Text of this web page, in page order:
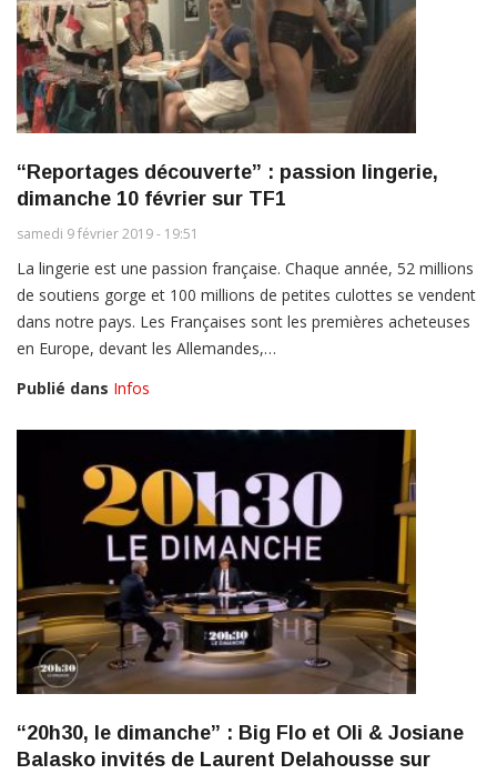
“Reportages découverte” : passion lingerie,
dimanche 10 février sur TF1
samedi 9 février 2019 - 19:51
La lingerie est une passion française. Chaque année, 52 millions
de soutiens gorge et 100 millions de petites culottes se vendent
dans notre pays. Les Françaises sont les premières acheteuses
en Europe, devant les Allemandes,…
Publié dans Infos
“20h30, le dimanche” : Big Flo et Oli & Josiane
Balasko invités de Laurent Delahousse sur